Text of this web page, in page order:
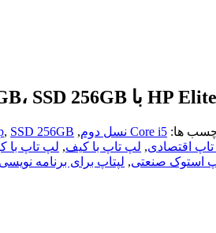
ها: Core i5 نسل دوم ,
, SSD 256GB
اقتصادی, لپ تاپ با کیف, لپ تاپ با
استوک صنعتی, لپتاپ برای برنامه نویسی